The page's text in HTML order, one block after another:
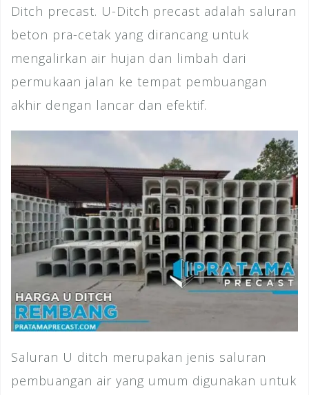
Ditch precast. U-Ditch precast adalah saluran
beton pra-cetak yang dirancang untuk
mengalirkan air hujan dan limbah dari
permukaan jalan ke tempat pembuangan
akhir dengan lancar dan efektif.
Saluran U ditch merupakan jenis saluran
pembuangan air yang umum digunakan untuk